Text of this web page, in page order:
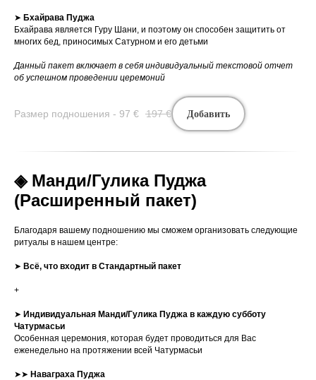
➤ Бхайрава Пуджа
Бхайрава является Гуру Шани, и поэтому он способен защитить от
многих бед, приносимых Сатурном и его детьми
Данный пакет включает в себя индивидуальный текстовой отчет
об успешном проведении церемоний
Размер подношения - 97 € 197 € Добавить
◈ Манди/Гулика Пуджа
(Расширенный пакет)
Благодаря вашему подношению мы сможем организовать следующие
ритуалы в нашем центре:
➤ Всё, что входит в Стандартный пакет
+
➤ Индивидуальная Манди/Гулика Пуджа в каждую субботу
Чатурмасьи
Особенная церемония, которая будет проводиться для Вас
еженедельно на протяжении всей Чатурмасьи
➤➤ Наваграха Пуджа